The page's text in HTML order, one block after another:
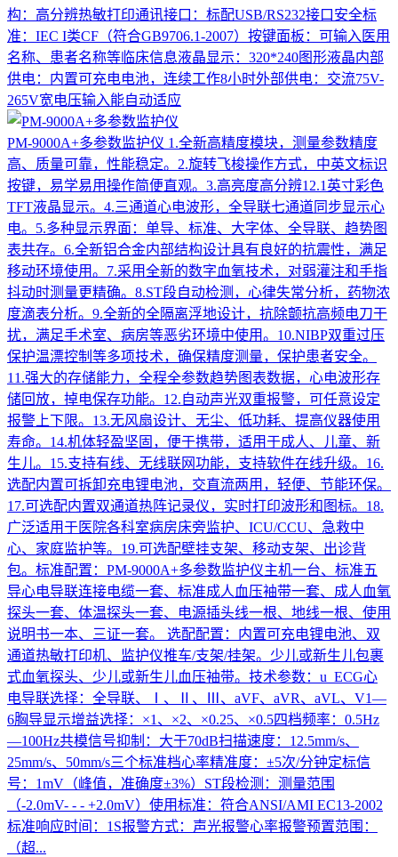
构：高分辨热敏打印通讯接口：标配USB/RS232接口安全标
准：IEC I类CF（符合GB9706.1-2007）按键面板：可输入医用
名称、患者名称等临床信息液晶显示：320*240图形液晶内部
供电：内置可充电电池，连续工作8小时外部供电：交流75V-
265V宽电压输入能自动适应
PM-9000A+多参数监护仪 1.全新高精度模块，测量参数精度
高、质量可靠，性能稳定。2.旋转飞梭操作方式，中英文标识
按键，易学易用操作简便直观。3.高亮度高分辨12.1英寸彩色
TFT液晶显示。4.三通道心电波形，全导联七通道同步显示心
电。5.多种显示界面：单导、标准、大字体、全导联、趋势图
表共存。6.全新铝合金内部结构设计具有良好的抗震性，满足
移动环境使用。7.采用全新的数字血氧技术，对弱灌注和手指
抖动时测量更精确。8.ST段自动检测，心律失常分析，药物浓
度滴表分析。9.全新的全隔离浮地设计，抗除颤抗高频电刀干
扰，满足手术室、病房等恶劣环境中使用。10.NIBP双重过压
保护温漂控制等多项技术，确保精度测量，保护患者安全。
11.强大的存储能力，全程全参数趋势图表数据，心电波形存
储回放，掉电保存功能。12.自动声光双重报警，可任意设定
报警上下限。13.无风扇设计、无尘、低功耗、提高仪器使用
寿命。14.机体轻盈坚固，便于携带，适用于成人、儿童、新
生儿。15.支持有线、无线联网功能，支持软件在线升级。16.
选配内置可拆卸充电锂电池，交直流两用，轻便、节能环保。
17.可选配内置双通道热阵记录仪，实时打印波形和图标。18.
广泛适用于医院各科室病房床旁监护、ICU/CCU、急救中
心、家庭监护等。19.可选配壁挂支架、移动支架、出诊背
包。标准配置：PM-9000A+多参数监护仪主机一台、标准五
导心电导联连接电缆一套、标准成人血压袖带一套、成人血氧
探头一套、体温探头一套、电源插头线一根、地线一根、使用
说明书一本、三证一套。 选配配置：内置可充电锂电池、双
通道热敏打印机、监护仪推车/支架/挂架。少儿或新生儿包裹
式血氧探头、少儿或新生儿血压袖带。技术参数：u ECG心
电导联选择：全导联、Ⅰ、Ⅱ、Ⅲ、aVF、aVR、aVL、V1—
6胸导显示增益选择：×1、×2、×0.25、×0.5四档频率：0.5Hz
—100Hz共模信号抑制：大于70dB扫描速度：12.5mm/s、
25mm/s、50mm/s三个标准档心率精准度：±5次/分钟定标信
号：1mV（峰值，准确度±3%）ST段检测：测量范围
（-2.0mV- - - +2.0mV）使用标准：符合ANSI/AMI EC13-2002
标准响应时间：1S报警方式：声光报警心率报警预置范围：
（超...